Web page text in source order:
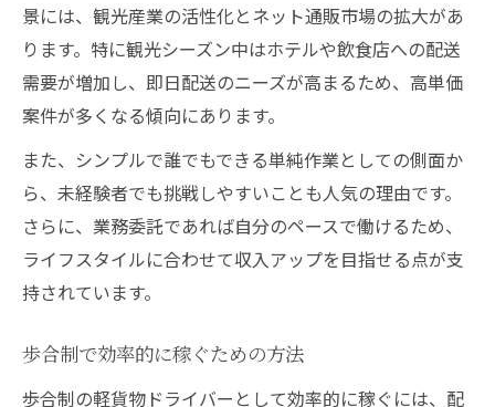
景には、観光産業の活性化とネット通販市場の拡大があ
ります。特に観光シーズン中はホテルや飲食店への配送
需要が増加し、即日配送のニーズが高まるため、高単価
案件が多くなる傾向にあります。
また、シンプルで誰でもできる単純作業としての側面か
ら、未経験者でも挑戦しやすいことも人気の理由です。
さらに、業務委託であれば自分のペースで働けるため、
ライフスタイルに合わせて収入アップを目指せる点が支
持されています。
歩合制で効率的に稼ぐための方法
歩合制の軽貨物ドライバーとして効率的に稼ぐには、配